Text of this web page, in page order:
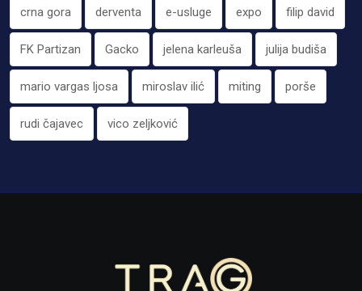
crna gora derventa e-usluge expo filip david
FK Partizan Gacko jelena karleuša julija budiša
mario vargas ljosa miroslav ilić miting porše
rudi čajavec vico zeljković